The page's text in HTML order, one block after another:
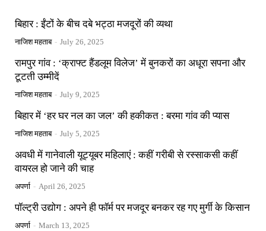
बिहार : ईंटों के बीच दबे भट्ठा मजदूरों की व्यथा
नाजिश महताब - July 26, 2025
रामपुर गांव : ‘क्राफ्ट हैंडलूम विलेज’ में बुनकरों का अधूरा सपना और
टूटती उम्मीदें
नाजिश महताब - July 9, 2025
बिहार में ‘हर घर नल का जल’ की हकीकत : बरमा गांव की प्यास
नाजिश महताब - July 5, 2025
अवधी में गानेवाली यूट्यूबर महिलाएं : कहीं गरीबी से रस्साकसी कहीं
वायरल हो जाने की चाह
अपर्णा - April 26, 2025
पॉल्ट्री उद्योग : अपने ही फॉर्म पर मजदूर बनकर रह गए मुर्गी के किसान
अपर्णा - March 13, 2025